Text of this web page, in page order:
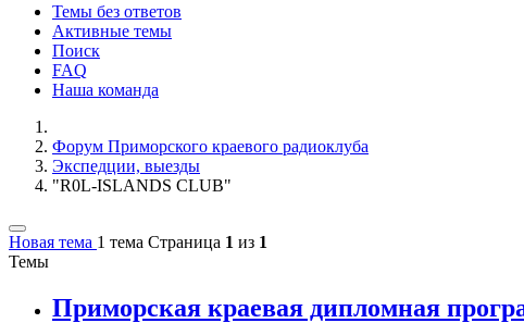
Темы без ответов
Активные темы
Поиск
FAQ
Наша команда
Форум Приморского краевого радиоклуба
Экспедции, выезды
"R0L-ISLANDS CLUB"
Новая тема 1 тема Страница 1 из 1
Темы
Приморская краевая дипломная